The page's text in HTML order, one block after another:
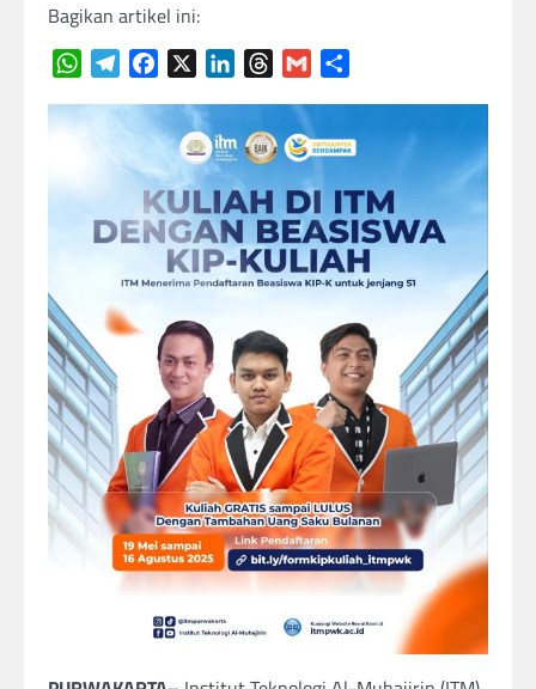
Bagikan artikel ini:
WhatsAppTelegramFacebook LinkedInThreads
Gmail